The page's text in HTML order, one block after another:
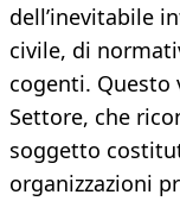
dell’inevitabile
civile, di
cogenti. Questo
Settore, che
soggetto
organizzazioni